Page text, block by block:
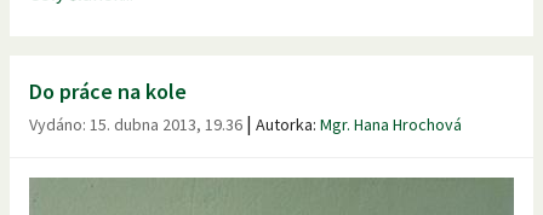
Do práce na kole
Vydáno: 15. dubna 2013, 19.36 | Autorka: Mgr. Hana Hrochová